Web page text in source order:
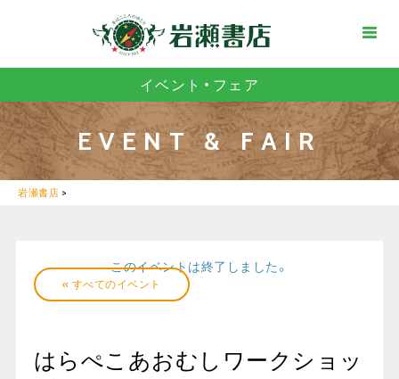
イベント・フェア
EVENT & FAIR
岩瀬書店 >
« すべてのイベント
このイベントは終了しました。
はらぺこあおむしワークショッ